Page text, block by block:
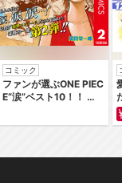
コミック
ファンが選ぶONE PIEC
E“涙”ベスト10！！ ～
編～ カラー版